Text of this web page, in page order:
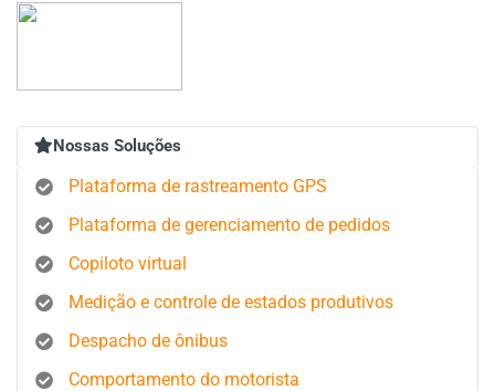
Nossas Soluções
Plataforma de rastreamento GPS
Plataforma de gerenciamento de pedidos
Copiloto virtual
Medição e controle de estados produtivos
Despacho de ônibus
Comportamento do motorista